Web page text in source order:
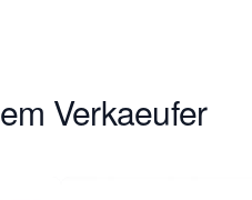
Verkaeufer